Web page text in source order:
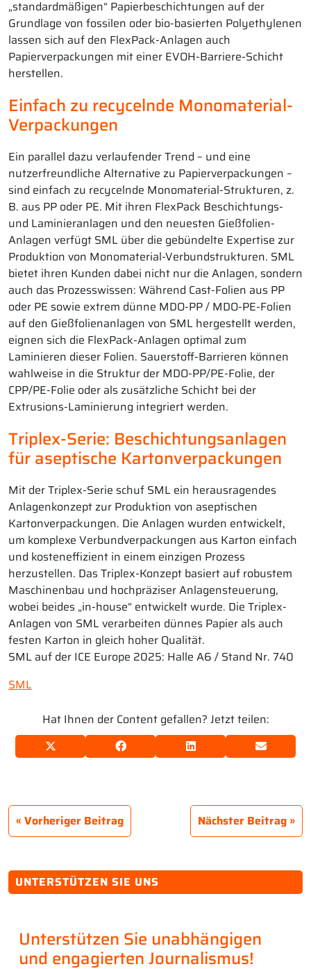
„standardmäßigen“ Papierbeschichtungen auf der
Grundlage von fossilen oder bio-basierten Polyethylenen
lassen sich auf den FlexPack-Anlagen auch
Papierverpackungen mit einer EVOH-Barriere-Schicht
herstellen.
Einfach zu recycelnde Monomaterial-
Verpackungen
Ein parallel dazu verlaufender Trend – und eine
nutzerfreundliche Alternative zu Papierverpackungen –
sind einfach zu recycelnde Monomaterial-Strukturen, z.
B. aus PP oder PE. Mit ihren FlexPack Beschichtungs-
und Laminieranlagen und den neuesten Gießfolien-
Anlagen verfügt SML über die gebündelte Expertise zur
Produktion von Monomaterial-Verbundstrukturen. SML
bietet ihren Kunden dabei nicht nur die Anlagen, sondern
auch das Prozesswissen: Während Cast-Folien aus PP
oder PE sowie extrem dünne MDO-PP / MDO-PE-Folien
auf den Gießfolienanlagen von SML hergestellt werden,
eignen sich die FlexPack-Anlagen optimal zum
Laminieren dieser Folien. Sauerstoff-Barrieren können
wahlweise in die Struktur der MDO-PP/PE-Folie, der
CPP/PE-Folie oder als zusätzliche Schicht bei der
Extrusions-Laminierung integriert werden.
Triplex-Serie: Beschichtungsanlagen
für aseptische Kartonverpackungen
Mit der Triplex-Serie schuf SML ein herausragendes
Anlagenkonzept zur Produktion von aseptischen
Kartonverpackungen. Die Anlagen wurden entwickelt,
um komplexe Verbundverpackungen aus Karton einfach
und kosteneffizient in einem einzigen Prozess
herzustellen. Das Triplex-Konzept basiert auf robustem
Maschinenbau und hochpräziser Anlagensteuerung,
wobei beides „in-house“ entwickelt wurde. Die Triplex-
Anlagen von SML verarbeiten dünnes Papier als auch
festen Karton in gleich hoher Qualität.
SML auf der ICE Europe 2025: Halle A6 / Stand Nr. 740
SML
Hat Ihnen der Content gefallen? Jetzt teilen:
Vorheriger Beitrag Nächster Beitrag
UNTERSTÜTZEN SIE UNS
Unterstützen Sie unabhängigen
und engagierten Journalismus!